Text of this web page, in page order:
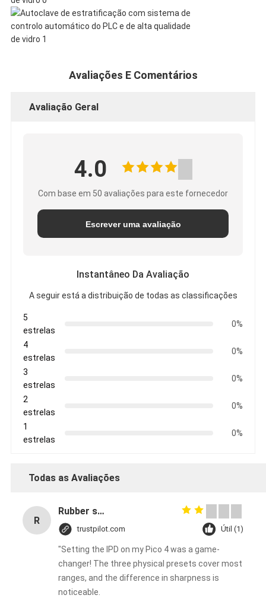
Avaliações E Comentários
Avaliação Geral
4.0
Com base em 50 avaliações para este fornecedor
Escrever uma avaliação
Instantâneo Da Avaliação
A seguir está a distribuição de todas as classificações
5
estrelas
0%
4
estrelas
0%
3
estrelas
0%
2
estrelas
0%
1
estrelas
0%
Todas as Avaliações
R
Rubber solid forklift tires For material handling forklift
trustpilot.com Útil (1)
"Setting the IPD on my Pico 4 was a game-
changer! The three physical presets cover most
ranges, and the difference in sharpness is
noticeable.